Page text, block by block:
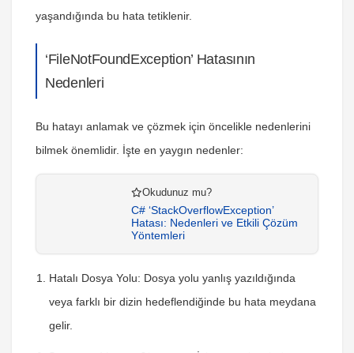
yaşandığında bu hata tetiklenir.
‘FileNotFoundException’ Hatasının
Nedenleri
Bu hatayı anlamak ve çözmek için öncelikle nedenlerini
bilmek önemlidir. İşte en yaygın nedenler:
Okudunuz mu?
C# ‘StackOverflowException’
Hatası: Nedenleri ve Etkili Çözüm
Yöntemleri
Hatalı Dosya Yolu: Dosya yolu yanlış yazıldığında
veya farklı bir dizin hedeflendiğinde bu hata meydana
gelir.